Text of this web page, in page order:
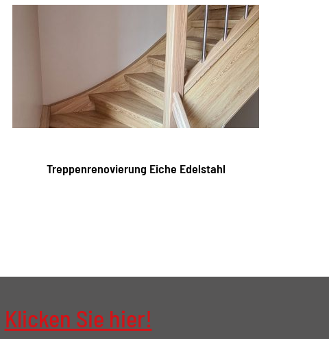
Treppenrenovierung Eiche Edelstahl
Klicken Sie hier!